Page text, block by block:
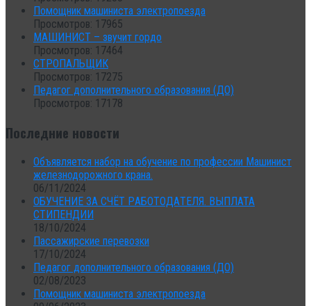
Помощник машиниста электропоезда
Просмотров: 17965
МАШИНИСТ – звучит гордо
Просмотров: 17464
СТРОПАЛЬЩИК
Просмотров: 17275
Педагог дополнительного образования (ДО)
Просмотров: 17178
Последние новости
Объявляется набор на обучение по профессии Машинист
железнодорожного крана.
06/11/2024
ОБУЧEНИЕ ЗA CЧЁТ PАБОТОДAТEЛЯ. ВЫПЛАТА
CТИПЕHДИИ
18/10/2024
Пассажирские перевозки
17/10/2024
Педагог дополнительного образования (ДО)
02/08/2023
Помощник машиниста электропоезда